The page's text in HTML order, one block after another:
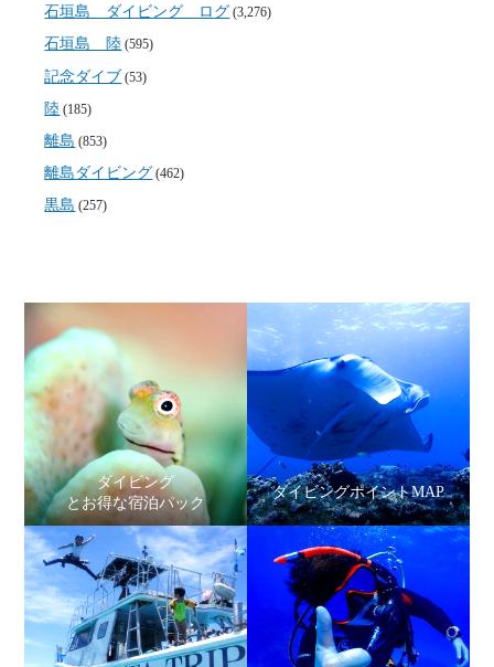
石垣島 ダイビング ログ (3,276)
石垣島 陸 (595)
記念ダイブ (53)
陸 (185)
離島 (853)
離島ダイビング (462)
黒島 (257)
ダイビング
とお得な宿泊パック
ダイビングポイントMAP